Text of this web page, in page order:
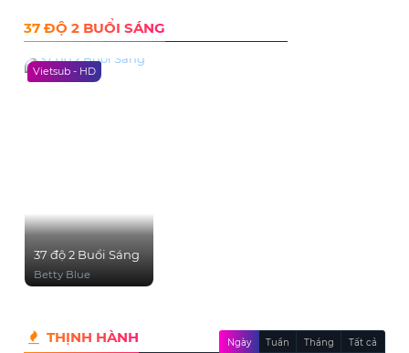
37 ĐỘ 2 BUỔI SÁNG
Vietsub - HD
37 độ 2 Buổi Sáng
Betty Blue
THỊNH HÀNH Ngày Tuần Tháng Tất cả